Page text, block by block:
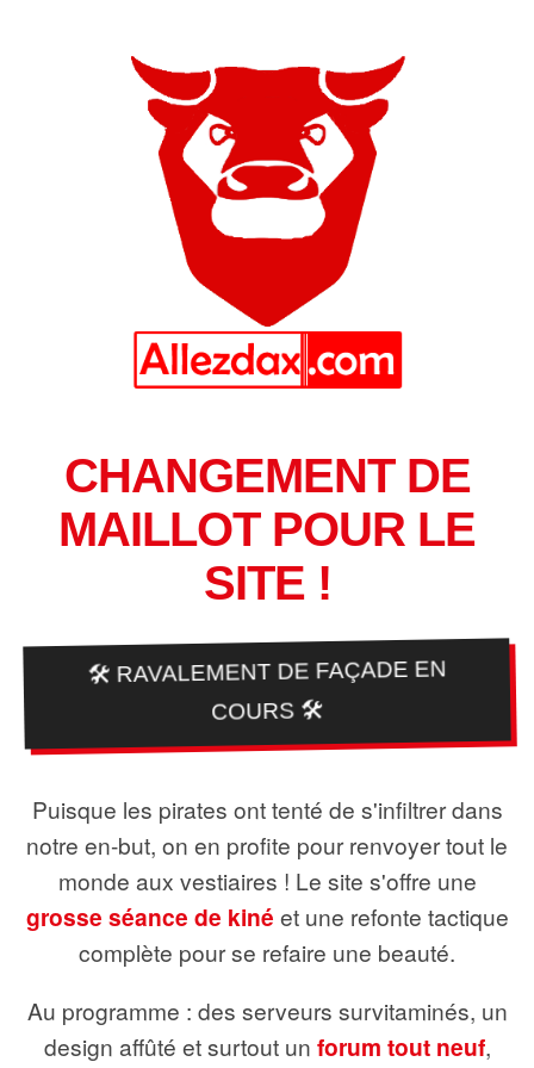
CHANGEMENT DE
MAILLOT POUR LE
SITE !
🛠️ RAVALEMENT DE FAÇADE EN
COURS 🛠️
Puisque les pirates ont tenté de s'infiltrer dans
notre en-but, on en profite pour renvoyer tout le
monde aux vestiaires ! Le site s'offre une
grosse séance de kiné et une refonte tactique
complète pour se refaire une beauté.
Au programme : des serveurs survitaminés, un
design affûté et surtout un forum tout neuf,